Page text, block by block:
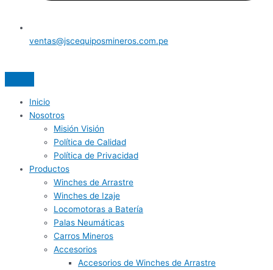
ventas@jscequiposmineros.com.pe
Inicio
Nosotros
Misión Visión
Política de Calidad
Política de Privacidad
Productos
Winches de Arrastre
Winches de Izaje
Locomotoras a Batería
Palas Neumáticas
Carros Mineros
Accesorios
Accesorios de Winches de Arrastre